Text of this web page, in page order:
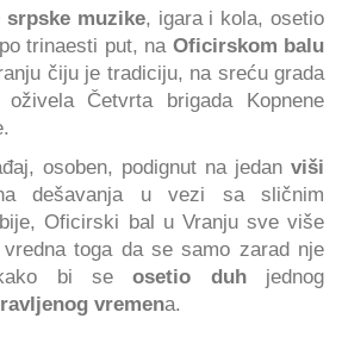
srpske muzike, igara i kola, osetio
trinaesti put, na Oficirskom balu
čiju je tradiciju, na sreću grada
Četvrta brigada Kopnene
osoben, podignut na jedan viši
dešavanja u vezi sa sličnim
Oficirski bal u Vranju sve više
toga da se samo zarad nje
kako bi seosetio duhjednog
vremena.